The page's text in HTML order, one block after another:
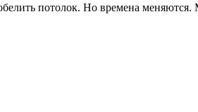
потолок. Но времена